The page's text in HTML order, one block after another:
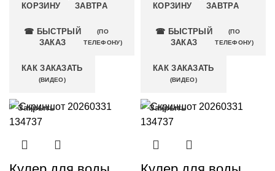
КОРЗИНУ
ЗАВТРА
☎ БЫСТРЫЙ
ЗАКАЗ
(ПО
ТЕЛЕФОНУ)
КАК ЗАКАЗАТЬ
(ВИДЕО)
КОРЗИНУ
ЗАВТРА
☎ БЫСТРЫЙ
ЗАКАЗ
(ПО
ТЕЛЕФОНУ)
КАК ЗАКАЗАТЬ
(ВИДЕО)
Закрыть Закрыть